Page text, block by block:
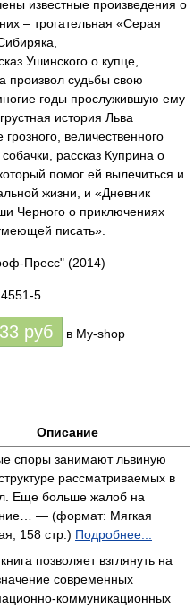
известные произведения о
– трогательная «Серая
Ушинского о купце,
произвол судьбы свою
годы прослужившую ему
история Льва
величественного
рассказ Куприна о
помог ей вылечиться и
жизни, и «Дневник
Черного о приключениях
писать».
Пресс" (2014)
5
руб в My-shop
Описание
споры занимают львиную
рассматриваемых в
Еще больше жалоб на
— (формат: Мягкая
158 стр.) Подробнее...
позволяет взглянуть на
современных
коммуникационных